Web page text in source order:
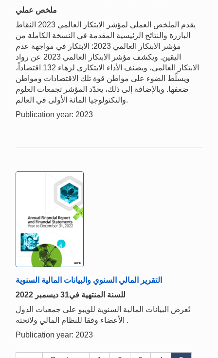
ملخص عملي
يقدم الملخص العملي لمؤشر الابتكار العالمي 2023 النقاط
البارزة والنتائج الرئيسية المقدمة في النسخة الكاملة من
مؤشر الابتكار العالمي 2023: الابتكار في مواجهة عدم
اليقين. ويكشف مؤشر الابتكار العالمي 2023 عن رواد
الابتكار العالمي، ويصنف الأداء الابتكاري لزهاء 132 اقتصاداً،
ويسلّط الضوء على مواطن قوة تلك الاقتصادات ومواطن
ضعفها. وبالإضافة إلى ذلك، يحدّد المؤشر تجمعات العلوم
والتكنولوجيا المائة الأولى في العالم.
Publication year: 2023
التقرير المالي السنوي والبيانات المالية السنوية
2022 للسنة المنتهية في31 ديسمبر
تُعرض البيانات المالية السنوية للويبو على جمعيات الدول
الأعضاء وفقا للنظام المالي ولائحته .
Publication year: 2023